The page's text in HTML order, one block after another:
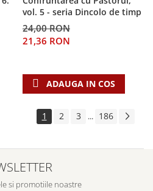
vol. 5 - seria Dincolo de timp
24,00 RON
21,36 RON
ADAUGA IN COS
1 2 3 ... 186
si promotiile noastre